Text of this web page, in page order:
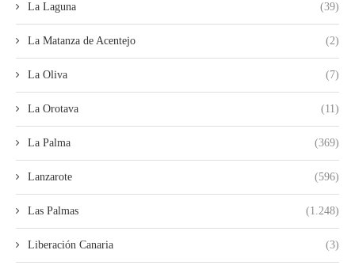
La Laguna (39)
La Matanza de Acentejo (2)
La Oliva (7)
La Orotava (11)
La Palma (369)
Lanzarote (596)
Las Palmas (1.248)
Liberación Canaria (3)